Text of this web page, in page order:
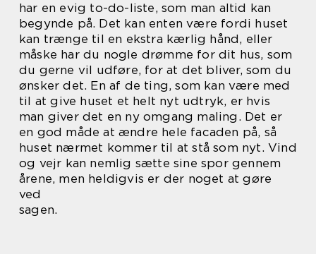
har en evig to-do-liste, som man altid kan
begynde på. Det kan enten være fordi huset
kan trænge til en ekstra kærlig hånd, eller
måske har du nogle drømme for dit hus, som
du gerne vil udføre, for at det bliver, som du
ønsker det. En af de ting, som kan være med
til at give huset et helt nyt udtryk, er hvis
man giver det en ny omgang maling. Det er
en god måde at ændre hele facaden på, så
huset nærmet kommer til at stå som nyt. Vind
og vejr kan nemlig sætte sine spor gennem
årene, men heldigvis er der noget at gøre
ved
sagen.